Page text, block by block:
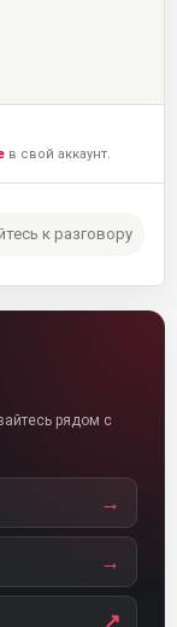
в свой аккаунт.
к разговору
рядом с
→
→
↗